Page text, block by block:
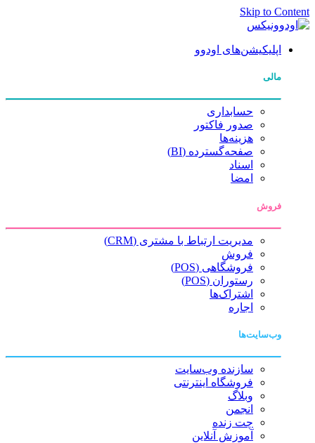
Skip to Content
اپلیکیشن‌های اودوو
مالی
حسابداری
صدور فاکتور
هزینه‌ها
صفحه‌گسترده (BI)
اسناد
امضا
فروش
مدیریت ارتباط با مشتری (CRM)
فروش
فروشگاهی (POS)
رستوران (POS)
اشتراک‌ها
اجاره
وب‌سایت‌ها
سازنده وب‌سایت
فروشگاه اینترنتی
وبلاگ
انجمن
چت زنده
آموزش آنلاین